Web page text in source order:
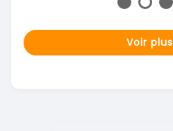
Voir plus